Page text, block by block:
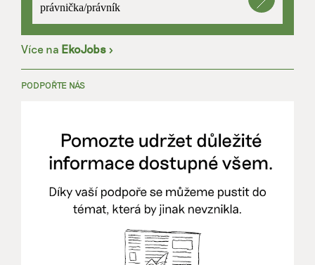
právnička/právník
Více na EkoJobs >
PODPOŘTE NÁS